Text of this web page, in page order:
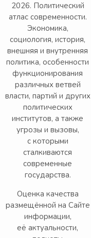
2026. Политический
атлас современности.
Экономика,
социология, история,
внешняя и внутренняя
политика, особенности
функционирования
различных ветвей
власти, партий и других
политических
институтов, а также
угрозы и вызовы,
с которыми
сталкиваются
современные
государства.
Оценка качества
размещённой на Сайте
информации,
её актуальности,